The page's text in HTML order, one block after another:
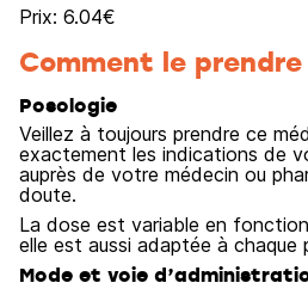
Prix: 6.04€
Comment le prendre
Posologie
Veillez à toujours prendre ce
exactement les indications de
auprès de votre médecin ou
doute.
La dose est variable en
elle est aussi adaptée à chaque
Mode et voie